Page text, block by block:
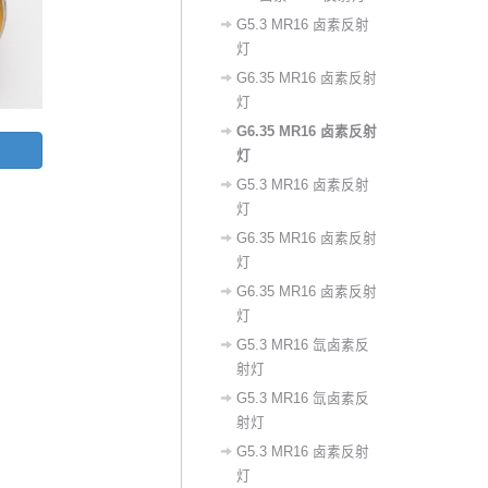
G5.3 MR16 卤素反射
灯
G6.35 MR16 卤素反射
灯
G6.35 MR16 卤素反射
灯
G5.3 MR16 卤素反射
灯
G6.35 MR16 卤素反射
灯
G6.35 MR16 卤素反射
灯
G5.3 MR16 氙卤素反
射灯
G5.3 MR16 氙卤素反
射灯
G5.3 MR16 卤素反射
灯